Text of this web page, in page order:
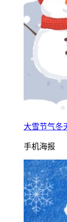
大雪节气冬
手机海报